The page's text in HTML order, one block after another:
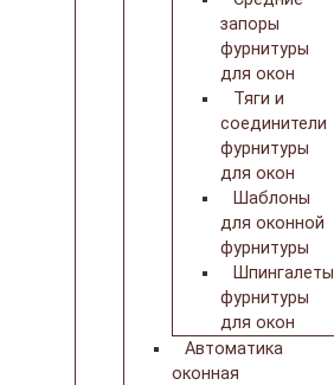
запоры
фурнитуры
для окон
Тяги и
соединители
фурнитуры
для окон
Шаблоны
для оконной
фурнитуры
Шпингалеты
фурнитуры
для окон
Автоматика
оконная